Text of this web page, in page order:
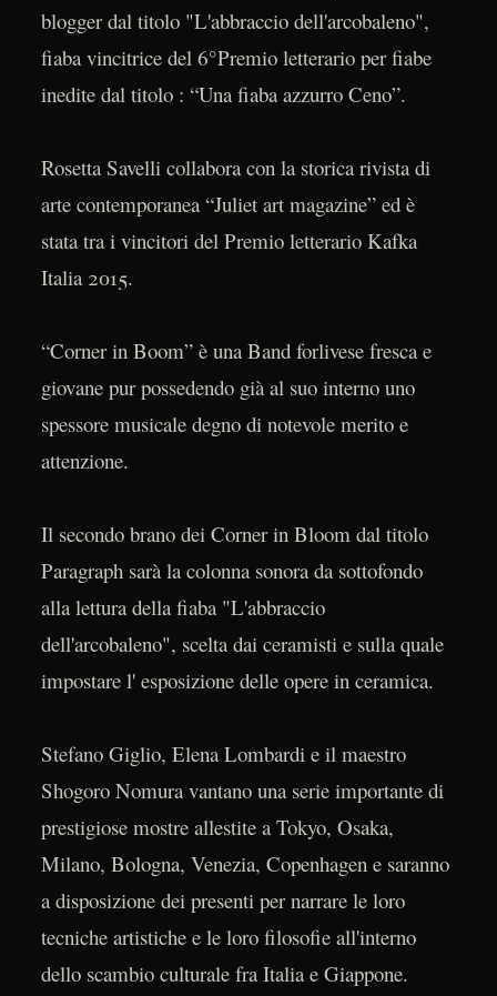
blogger dal titolo "L'abbraccio dell'arcobaleno",
fiaba vincitrice del 6°Premio letterario per fiabe
inedite dal titolo : “Una fiaba azzurro Ceno”.
Rosetta Savelli collabora con la storica rivista di
arte contemporanea “Juliet art magazine” ed è
stata tra i vincitori del Premio letterario Kafka
Italia 2015.
“Corner in Boom” è una Band forlivese fresca e
giovane pur possedendo già al suo interno uno
spessore musicale degno di notevole merito e
attenzione.
Il secondo brano dei Corner in Bloom dal titolo
Paragraph sarà la colonna sonora da sottofondo
alla lettura della fiaba "L'abbraccio
dell'arcobaleno", scelta dai ceramisti e sulla quale
impostare l' esposizione delle opere in ceramica.
Stefano Giglio, Elena Lombardi e il maestro
Shogoro Nomura vantano una serie importante di
prestigiose mostre allestite a Tokyo, Osaka,
Milano, Bologna, Venezia, Copenhagen e saranno
a disposizione dei presenti per narrare le loro
tecniche artistiche e le loro filosofie all'interno
dello scambio culturale fra Italia e Giappone.